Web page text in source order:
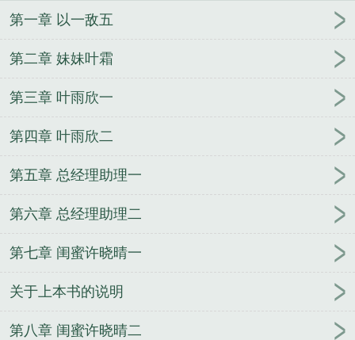
第一章 以一敌五
第二章 妹妹叶霜
第三章 叶雨欣一
第四章 叶雨欣二
第五章 总经理助理一
第六章 总经理助理二
第七章 闺蜜许晓晴一
关于上本书的说明
第八章 闺蜜许晓晴二